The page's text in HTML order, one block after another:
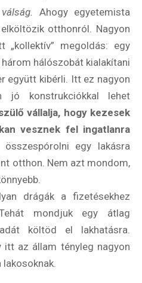
Ahogy egyetemista
otthonról. Nagyon
„kollektív” megoldás: egy
hálószobát kialakítani
együtt kibérli. Itt ez nagyon
jó konstrukciókkal lehet
vállalja, hogy kezesek
vesznek fel ingatlanra
összespórolni egy lakásra
otthon. Nem azt mondom,
drágák a fizetésekhez
mondjuk egy átlag
költöd el lakhatásra.
itt az állam tényleg nagyon